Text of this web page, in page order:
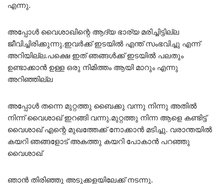
എന്നു.
അപ്പോൾ വൈശാഖിന്റെ ആദ്യ ഭാര്യ മരിച്ചിട്ടില്ല
ജീവിച്ചിരിക്കുന്നു.ഇവർക്ക് ഇടയിൽ എന്ത് സംഭവിച്ചു എന്ന്
അറിയില്ല.പക്ഷെ ഇത് ഞങ്ങൾക്ക് ഇടയിൽ പലതും
ഉണ്ടാക്കാൻ ഉള്ള ഒരു നിമിത്തം ആയി മാറും എന്നു
അറിഞ്ഞില്ല
അപ്പോൾ തന്നെ മുറ്റത്തു ബൈക്കു വന്നു നിന്നു അതിൽ
നിന്ന് വൈശാഖ് ഇറങ്ങി വന്നു.മുറ്റത്തു നിന്ന ആളെ കണ്ടിട്ട്
വൈശാഖ് എന്റെ മുഖത്തേക്ക് നോക്കാൻ മടിച്ചു. വരാന്തയിൽ
കയറി ഞങ്ങളോട് അകത്തു കയറി പോകാൻ പറഞ്ഞു
വൈശാഖ്
ഞാൻ തിരിഞ്ഞു അടുക്കളയിലേക്ക് നടന്നു.